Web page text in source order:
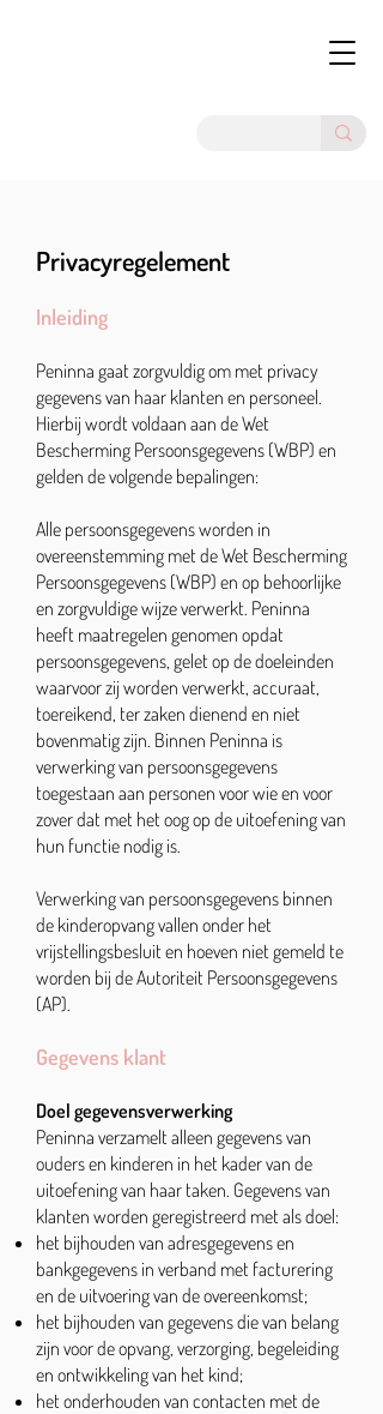
Privacyregelement
Inleiding
Peninna gaat zorgvuldig om met privacy
gegevens van haar klanten en personeel.
Hierbij wordt voldaan aan de Wet
Bescherming Persoonsgegevens (WBP) en
gelden de volgende bepalingen:
Alle persoonsgegevens worden in
overeenstemming met de Wet Bescherming
Persoonsgegevens (WBP) en op behoorlijke
en zorgvuldige wijze verwerkt. Peninna
heeft maatregelen genomen opdat
persoonsgegevens, gelet op de doeleinden
waarvoor zij worden verwerkt, accuraat,
toereikend, ter zaken dienend en niet
bovenmatig zijn. Binnen Peninna is
verwerking van persoonsgegevens
toegestaan aan personen voor wie en voor
zover dat met het oog op de uitoefening van
hun functie nodig is.
Verwerking van persoonsgegevens binnen
de kinderopvang vallen onder het
vrijstellingsbesluit en hoeven niet gemeld te
worden bij de Autoriteit Persoonsgegevens
(AP).
Gegevens klant
Doel gegevensverwerking
Peninna verzamelt alleen gegevens van
ouders en kinderen in het kader van de
uitoefening van haar taken. Gegevens van
klanten worden geregistreerd met als doel:
het bijhouden van adresgegevens en
bankgegevens in verband met facturering
en de uitvoering van de overeenkomst;
het bijhouden van gegevens die van belang
zijn voor de opvang, verzorging, begeleiding
en ontwikkeling van het kind;
het onderhouden van contacten met de